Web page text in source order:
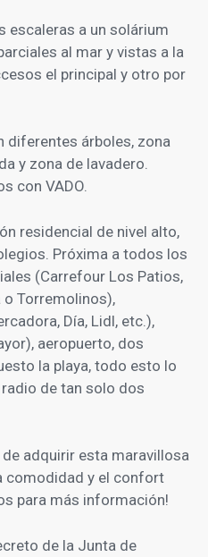
escaleras a un solárium
al mar y vistas a la
el principal y otro por
diferentes árboles, zona
y zona de lavadero.
con VADO.
residencial de nivel alto,
Próxima a todos los
(Carrefour Los Patios,
o Torremolinos),
Día, Lidl, etc.),
aeropuerto, dos
la playa, todo esto lo
de tan solo dos
adquirir esta maravillosa
comodidad y el confort
para más información!
de la Junta de